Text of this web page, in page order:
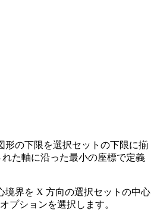
形の下限を選択セットの下限に揃
た軸に沿った最小の座標で定義
境界を X 方向の選択セットの中心
プションを選択します。